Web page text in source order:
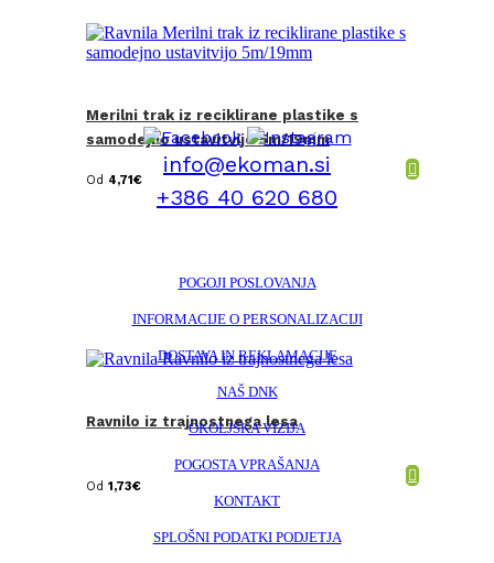
Merilni trak iz reciklirane plastike s
samodejno ustavitvijo 5m/19mm
Od 4,71€
Ravnilo iz trajnostnega lesa
Od 1,73€
info@ekoman.si
+386 40 620 680
POGOJI POSLOVANJA
INFORMACIJE O PERSONALIZACIJI
DOSTAVA IN REKLAMACIJE
NAŠ DNK
OKOLJSKA VIZIJA
POGOSTA VPRAŠANJA
KONTAKT
SPLOŠNI PODATKI PODJETJA